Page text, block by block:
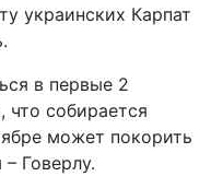
украинских Карпат
в первые 2
что собирается
может покорить
Говерлу.